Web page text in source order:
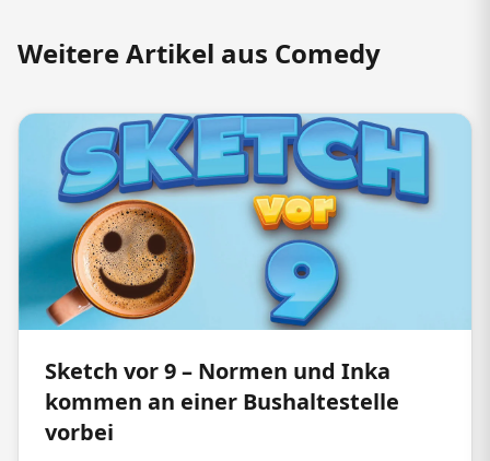
Weitere Artikel aus Comedy
Sketch vor 9 – Normen und Inka
kommen an einer Bushaltestelle
vorbei